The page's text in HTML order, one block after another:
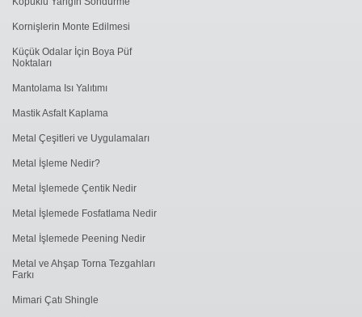
Kornişlerin Monte Edilmesi
Küçük Odalar İçin Boya Püf
Noktaları
Mantolama Isı Yalıtımı
Mastik Asfalt Kaplama
Metal Çeşitleri ve Uygulamaları
Metal İşleme Nedir?
Metal İşlemede Çentik Nedir
Metal İşlemede Fosfatlama Nedir
Metal İşlemede ​Peening Nedir
Metal ve Ahşap Torna Tezgahları
Farkı
Mimari Çatı Shingle